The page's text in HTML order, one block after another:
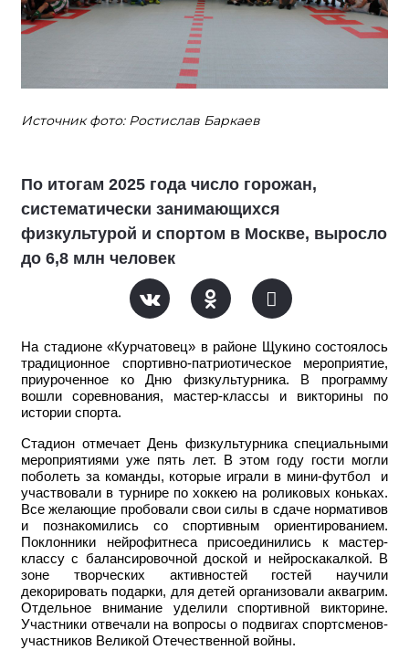
Источник фото: Ростислав Баркаев
По итогам 2025 года число горожан,
систематически занимающихся
физкультурой и спортом в Москве, выросло
до 6,8 млн человек
На стадионе «Курчатовец» в районе Щукино состоялось
традиционное спортивно-патриотическое мероприятие,
приуроченное ко Дню физкультурника. В программу
вошли соревнования, мастер-классы и викторины по
истории спорта.
Стадион отмечает День физкультурника специальными
мероприятиями уже пять лет. В этом году гости могли
поболеть за команды, которые играли в мини-футбол и
участвовали в турнире по хоккею на роликовых коньках.
Все желающие пробовали свои силы в сдаче нормативов
и познакомились со спортивным ориентированием.
Поклонники нейрофитнеса присоединились к мастер-
классу с балансировочной доской и нейроскакалкой. В
зоне творческих активностей гостей научили
декорировать подарки, для детей организовали аквагрим.
Отдельное внимание уделили спортивной викторине.
Участники отвечали на вопросы о подвигах спортсменов-
участников Великой Отечественной войны.